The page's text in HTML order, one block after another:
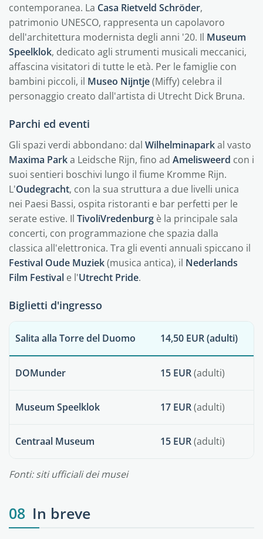
contemporanea. La Casa Rietveld Schröder,
patrimonio UNESCO, rappresenta un capolavoro
dell'architettura modernista degli anni '20. Il Museum
Speelklok, dedicato agli strumenti musicali meccanici,
affascina visitatori di tutte le età. Per le famiglie con
bambini piccoli, il Museo Nijntje(Miffy) celebra il
personaggio creato dall'artista di Utrecht Dick Bruna.
Parchi ed eventi
Gli spazi verdi abbondano: dal Wilhelminaparkal vasto
Maxima Parka Leidsche Rijn, fino ad Amelisweerd con i
suoi sentieri boschivi lungo il fiume Kromme Rijn.
L'Oudegracht, con la sua struttura a due livelli unica
nei Paesi Bassi, ospita ristoranti e bar perfetti per le
serate estive. Il TivoliVredenburg è la principale sala
concerti, con programmazione che spazia dalla
classica all'elettronica. Tra gli eventi annuali spiccano il
Festival Oude Muziek(musica antica), il Nederlands
Film Festival e l'Utrecht Pride.
Biglietti d'ingresso
Salita alla Torre del Duomo 14,50 EUR(adulti)
DOMunder 15 EUR(adulti)
Museum Speelklok 17 EUR(adulti)
Centraal Museum 15 EUR(adulti)
Fonti: siti ufficiali dei musei
08 In breve